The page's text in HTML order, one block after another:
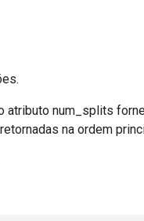
atributo num_splits
na ordem